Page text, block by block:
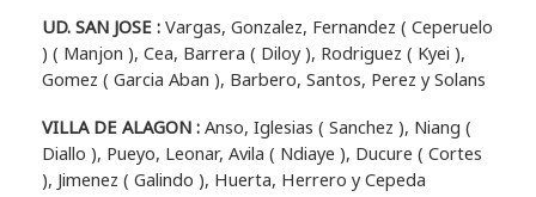
UD. SAN JOSE : Vargas, Gonzalez, Fernandez ( Ceperuelo
) ( Manjon ), Cea, Barrera ( Diloy ), Rodriguez ( Kyei ),
Gomez ( Garcia Aban ), Barbero, Santos, Perez y Solans
VILLA DE ALAGON : Anso, Iglesias ( Sanchez ), Niang (
Diallo ), Pueyo, Leonar, Avila ( Ndiaye ), Ducure ( Cortes
), Jimenez ( Galindo ), Huerta, Herrero y Cepeda